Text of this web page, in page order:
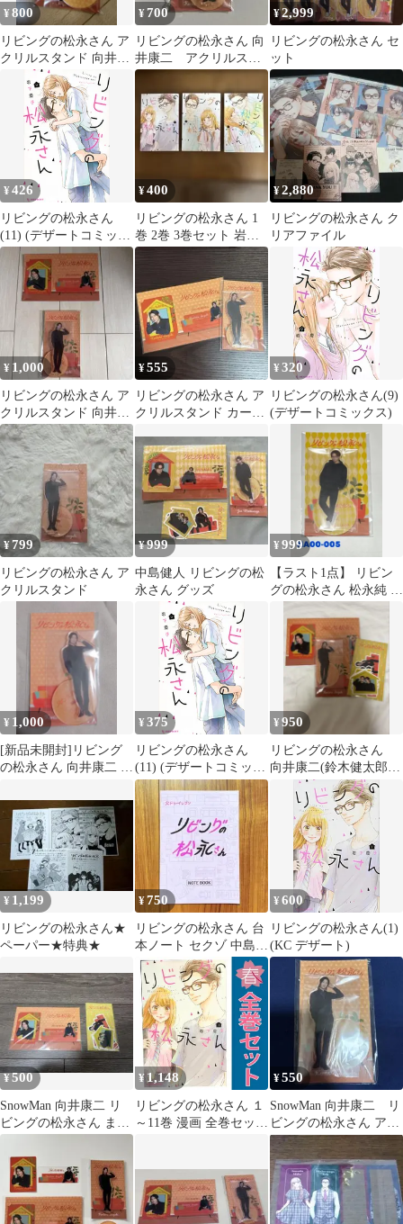
¥800
リビングの松永さん ア
クリルスタンド 向井康
¥700
リビングの松永さん 向
井康二 アクリルスタ
ンド
¥2,999
リビングの松永さん セ
ット
¥426
リビングの松永さん
(11) (デザートコミック
ス)／岩下 慶子
¥400
リビングの松永さん 1
巻 2巻 3巻セット 岩下
慶子
¥2,880
リビングの松永さん ク
リアファイル
¥1,000
リビングの松永さん ア
クリルスタンド 向井康
二
¥555
リビングの松永さん ア
クリルスタンド カード
¥320
リビングの松永さん(9)
(デザートコミックス)
¥799
リビングの松永さん ア
クリルスタンド
¥999
中島健人 リビングの松
永さん グッズ
¥999
【ラスト1点】 リビン
グの松永さん 松永純 ア
クスタ SexyZone 中島
健人
¥ 1,000
[新品未開封]リビング
の松永さん 向井康二 ア
¥375
リビングの松永さん
(11) (デザートコミック
ス)／岩下 慶子
¥950
リビングの松永さん
向井康二(鈴木健太郎)3
点セット
¥ 1,199
リビングの松永さん★
ペーパー★特典★
¥750
リビングの松永さん 台
本ノート セクゾ 中島健
人 Snow Man 向井康二
¥600
リビングの松永さん(1)
(KC デザート)
¥500
SnowMan 向井康二 リ
ビングの松永さん まと
¥1,148
リビングの松永さん １
～11巻 漫画 全巻セット
¥550
SnowMan 向井康二 リ
ビングの松永さん アク
リルスタンド